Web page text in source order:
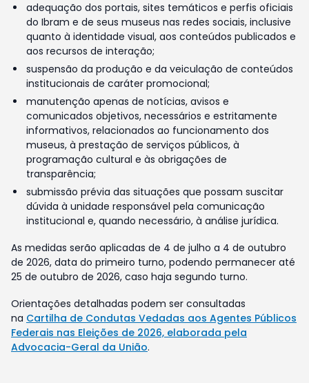
adequação dos portais, sites temáticos e perfis oficiais
do Ibram e de seus museus nas redes sociais, inclusive
quanto à identidade visual, aos conteúdos publicados e
aos recursos de interação;
suspensão da produção e da veiculação de conteúdos
institucionais de caráter promocional;
manutenção apenas de notícias, avisos e
comunicados objetivos, necessários e estritamente
informativos, relacionados ao funcionamento dos
museus, à prestação de serviços públicos, à
programação cultural e às obrigações de
transparência;
submissão prévia das situações que possam suscitar
dúvida à unidade responsável pela comunicação
institucional e, quando necessário, à análise jurídica.
As medidas serão aplicadas de 4 de julho a 4 de outubro
de 2026, data do primeiro turno, podendo permanecer até
25 de outubro de 2026, caso haja segundo turno.
Orientações detalhadas podem ser consultadas
na Cartilha de Condutas Vedadas aos Agentes Públicos
Federais nas Eleições de 2026, elaborada pela
Advocacia-Geral da União.